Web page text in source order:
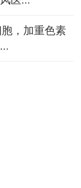
，加重色素